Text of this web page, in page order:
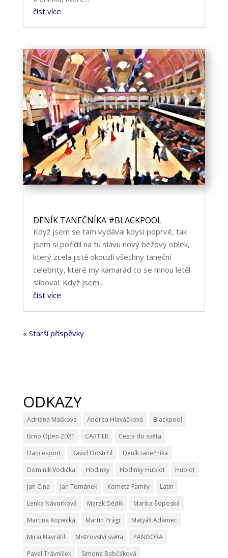
číst více
DENÍK TANEČNÍKA #BLACKPOOL
Když jsem se tam vydával kdysi poprvé, tak
jsem si pořídil na tu slávu nový béžový oblek,
který zcela jistě okouzlí všechny taneční
celebrity, které my kamarád co se mnou letěl
sliboval. Když jsem...
číst více
« Starší příspěvky
ODKAZY
Adriana Mašková Andrea Hlaváčková
Blackpool
Brno Open 2021
CARTIER
Cesta do světa
Dancesport
David Odstrčil
Deník tanečníka
Dominik Vodička
Hodinky Hodinky Hublot
Hublot
Jan Cina
Jan Tománek Kometa Family
Latin
Lenka Návorková
Marek Dědík
Marika Šoposká
Martina Kopecká
Martin Prágr
Matyáš Adamec
Mirai Navrátil
Mistrovství světa
PANDORA
Pavel Trávníček
Simona Babčáková